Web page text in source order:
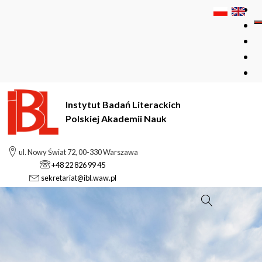
Instytut Badań Literackich
Polskiej Akademii Nauk
ul. Nowy Świat 72, 00-330 Warszawa
+48 22 826 99 45
sekretariat@ibl.waw.pl
Szukaj